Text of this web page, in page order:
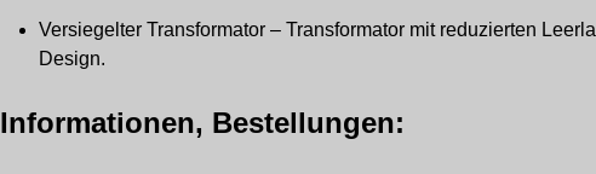
Versiegelter Transformator – Transformator mit reduzierten
Design.
Informationen, Bestellungen: